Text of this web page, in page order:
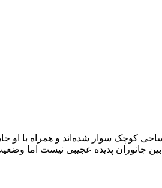
پشت تمساحی کوچک سوار شده‌اند و همراه
پدیده‌ عجیبی نیست اما